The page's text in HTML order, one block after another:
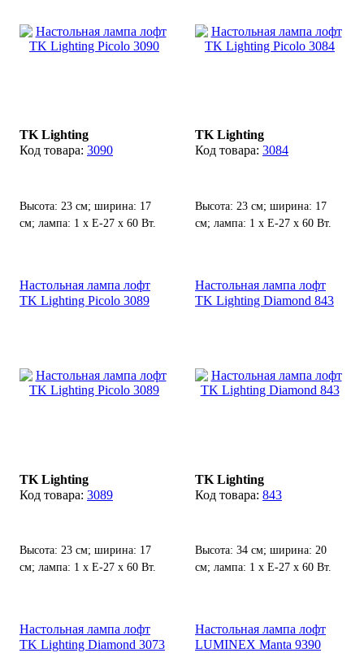
TK Lighting
3090
Высота: 23 см; ширина: 17
см; лампа: 1 х Е-27 х 60 Вт.
TK Lighting
3084
Высота: 23 см; ширина: 17
см; лампа: 1 х Е-27 х 60 Вт.
Настольная лампа лофт
TK Lighting Picolo 3089
TK Lighting
3089
Высота: 23 см; ширина: 17
см; лампа: 1 х Е-27 х 60 Вт.
Настольная лампа лофт
TK Lighting Diamond 843
TK Lighting
843
Высота: 34 см; ширина: 20
см; лампа: 1 х Е-27 х 60 Вт.
Настольная лампа лофт
TK Lighting Diamond 3073
Настольная лампа лофт
LUMINEX Manta 9390